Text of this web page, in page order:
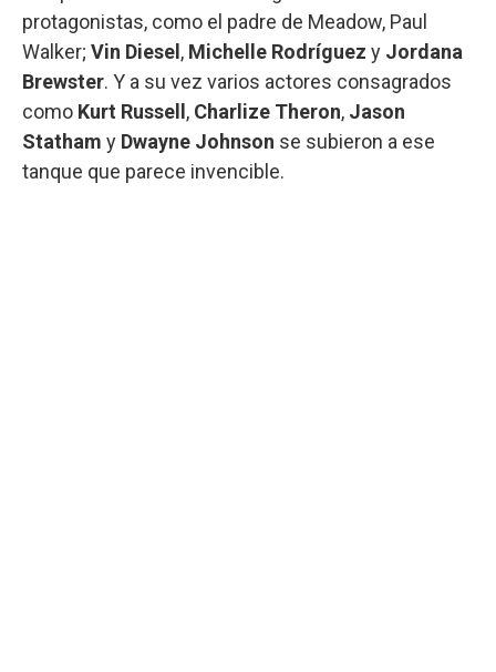
protagonistas, como el padre de Meadow, Paul
Walker; Vin Diesel , Michelle Rodríguez y Jordana
Brewster. Y a su vez varios actores consagrados
como Kurt Russell , Charlize Theron, Jason
Statham y Dwayne Johnson se subieron a ese
tanque que parece invencible.